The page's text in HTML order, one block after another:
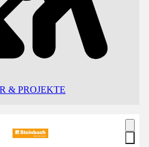
& PROJEKTE